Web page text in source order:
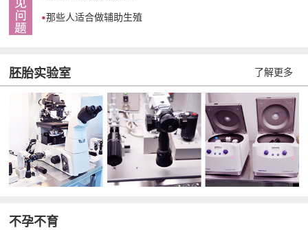
那些人适合做辅助生殖
胚胎实验室 了解更多
不孕不育